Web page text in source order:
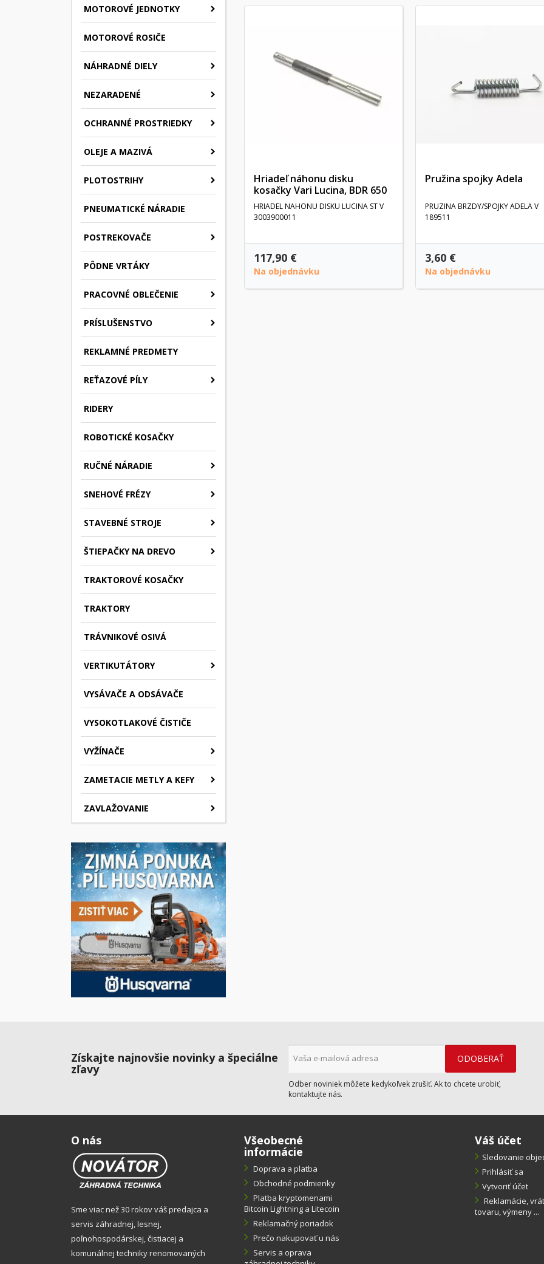
MOTOROVÉ JEDNOTKY
MOTOROVÉ ROSIČE
NÁHRADNÉ DIELY
NEZARADENÉ
OCHRANNÉ PROSTRIEDKY
OLEJE A MAZIVÁ
PLOTOSTRIHY
PNEUMATICKÉ NÁRADIE
POSTREKOVAČE
PÔDNE VRTÁKY
PRACOVNÉ OBLEČENIE
PRÍSLUŠENSTVO
REKLAMNÉ PREDMETY
REŤAZOVÉ PÍLY
RIDERY
ROBOTICKÉ KOSAČKY
RUČNÉ NÁRADIE
SNEHOVÉ FRÉZY
STAVEBNÉ STROJE
ŠTIEPAČKY NA DREVO
TRAKTOROVÉ KOSAČKY
TRAKTORY
TRÁVNIKOVÉ OSIVÁ
VERTIKUTÁTORY
VYSÁVAČE A ODSÁVAČE
VYSOKOTLAKOVÉ ČISTIČE
VYŽÍNAČE
ZAMETACIE METLY A KEFY
ZAVLAŽOVANIE
Hriadeľ náhonu disku
kosačky Vari Lucina, BDR 650
HRIADEL NAHONU DISKU LUCINA ST V
3003900011
117,90 €
Na objednávku
Pružina spojky Adela
PRUZINA BRZDY/SPOJKY ADELA V
189511
3,60 €
Na objednávku
Získajte najnovšie novinky a špeciálne
zľavy
Odber noviniek môžete kedykoľvek zrušiť. Ak to chcete urobiť,
kontaktujte nás.
O nás
Sme viac než 30 rokov váš predajca a
servis záhradnej, lesnej,
poľnohospodárskej, čistiacej a
komunálnej techniky renomovaných
Všeobecné
informácie
Doprava a platba
Obchodné podmienky
Platba kryptomenami
Bitcoin Lightning a Litecoin
Reklamačný poriadok
Prečo nakupovať u nás
Servis a oprava
Váš účet
Sledovanie
Prihlásiť sa
Vytvoriť účet
Reklamácie,
tovaru, výmeny ...